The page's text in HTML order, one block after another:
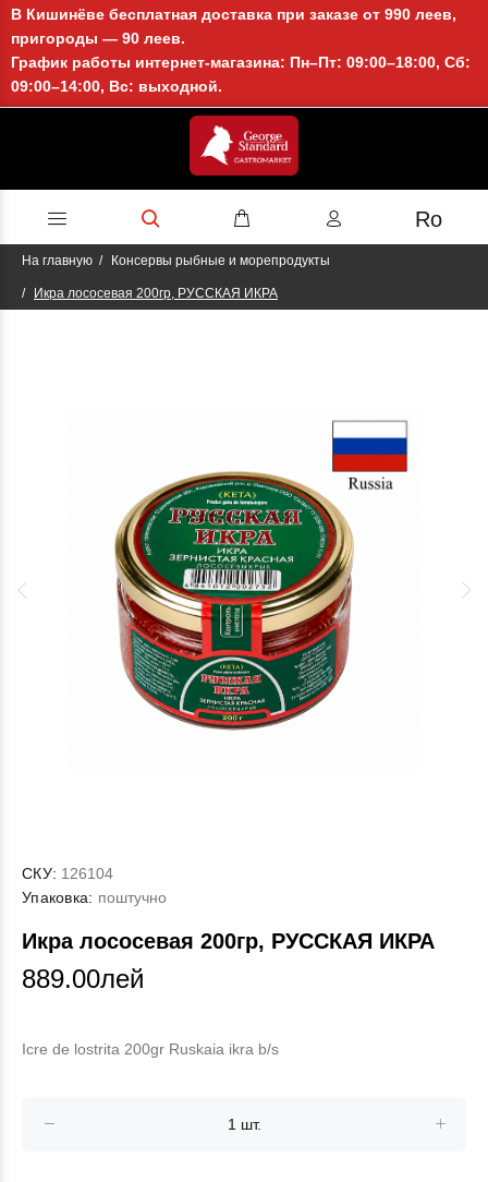
В Кишинёве бесплатная доставка при заказе от 990 леев,
пригороды — 90 леев.
График работы интернет-магазина: Пн–Пт: 09:00–18:00, Сб:
09:00–14:00, Вс: выходной.
Ro
На главную Консервы рыбные и морепродукты
Икра лососевая 200гр, РУССКАЯ ИКРА
СКУ: 126104
Упаковка: поштучно
Икра лососевая 200гр, РУССКАЯ ИКРА
889.00лей
Icre de lostrita 200gr Ruskaia ikra b/s